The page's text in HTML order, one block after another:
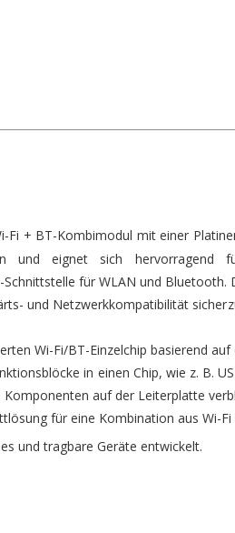
Fi + BT-Kombimodul mit einer
und eignet sich hervorragend
für WLAN und
und Netzwerkkompatibilität
Wi-Fi/BT-Einzelchip basierend
in einen Chip, wie z. B.
auf der Leiterplatte
für eine Kombination aus Wi-
und tragbare Geräte entwickelt.